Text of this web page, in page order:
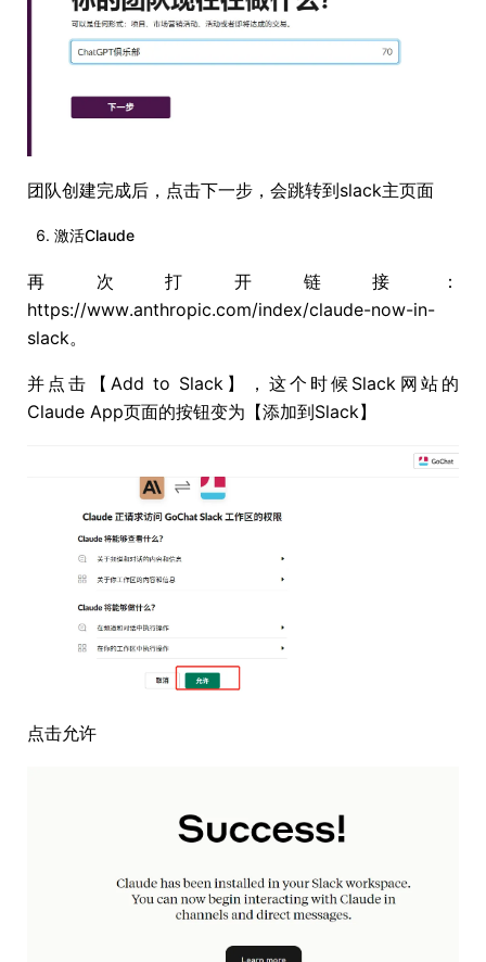
团队创建完成后，点击下一步，会跳转到slack主页面
激活Claude
再次打开链接：
https://www.anthropic.com/index/claude-now-in-
slack。
并点击【Add to Slack】，这个时候Slack网站的
Claude App页面的按钮变为【添加到Slack】
点击允许